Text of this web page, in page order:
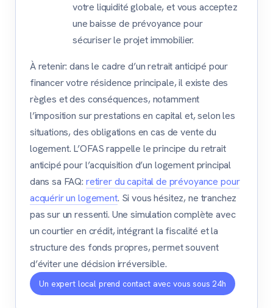
votre liquidité globale, et vous acceptez
une baisse de prévoyance pour
sécuriser le projet immobilier.
À retenir: dans le cadre d’un retrait anticipé pour
financer votre résidence principale, il existe des
règles et des conséquences, notamment
l’imposition sur prestations en capital et, selon les
situations, des obligations en cas de vente du
logement. L’OFAS rappelle le principe du retrait
anticipé pour l’acquisition d’un logement principal
dans sa FAQ: retirer du capital de prévoyance pour
acquérir un logement. Si vous hésitez, ne tranchez
pas sur un ressenti. Une simulation complète avec
un courtier en crédit, intégrant la fiscalité et la
structure des fonds propres, permet souvent
d’éviter une décision irréversible.
Un expert local prend contact avec vous sous 24h